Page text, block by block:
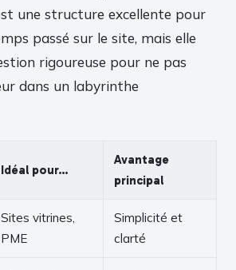
une structure excellente pour
passé sur le site, mais elle
rigoureuse pour ne pas
dans un labyrinthe
Idéal pour…
Avantage
principal
Sites vitrines,
PME
Simplicité et
clarté